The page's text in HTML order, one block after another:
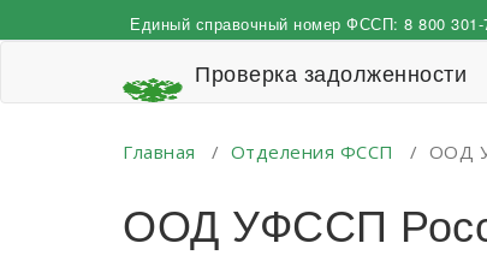
к
Единый справочный номер ФССП: 8 800 301-
Проверка задолженности
Главная / Отделения ФССП / ООД
ООД УФССП